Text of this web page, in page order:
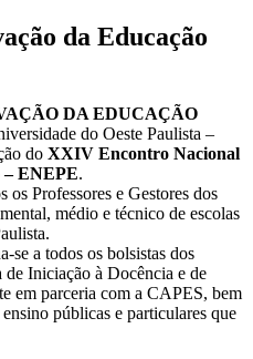
da Educação
DA EDUCAÇÃO
do Oeste Paulista –
do XXIV Encontro Nacional
– ENEPE.
os Professores e Gestores dos
médio e técnico de escolas
se a todos os bolsistas dos
Iniciação à Docência e de
em parceria com a CAPES, bem
públicas e particulares que